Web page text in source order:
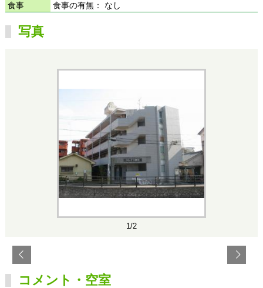
食事
食事の有無： なし
写真
1/2
コメント・空室